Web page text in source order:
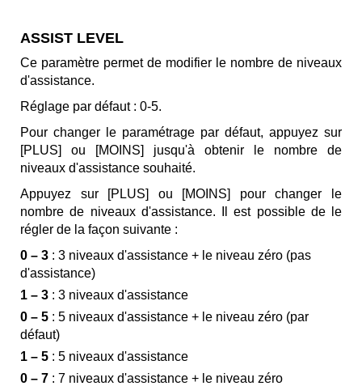
ASSIST LEVEL
Ce paramètre permet de modifier le nombre de niveaux
d'assistance.
Réglage par défaut : 0-5.
Pour changer le paramétrage par défaut, appuyez sur
[PLUS] ou [MOINS] jusqu'à obtenir le nombre de
niveaux d'assistance souhaité.
Appuyez sur [PLUS] ou [MOINS] pour changer le
nombre de niveaux d'assistance. Il est possible de le
régler de la façon suivante :
0 – 3 : 3 niveaux d'assistance + le niveau zéro (pas
d'assistance)
1 – 3 : 3 niveaux d'assistance
0 – 5 : 5 niveaux d'assistance + le niveau zéro (par
défaut)
1 – 5 : 5 niveaux d'assistance
0 – 7 : 7 niveaux d'assistance + le niveau zéro